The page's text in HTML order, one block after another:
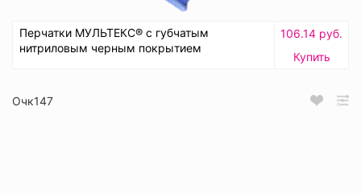
Перчатки МУЛЬТЕКС® с губчатым
нитриловым черным покрытием
106.14 руб.
Купить
Очк147